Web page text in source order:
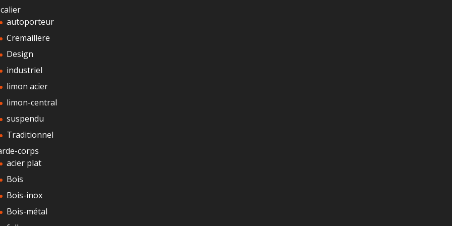
autoporteur
Cremaillere
Design
industriel
limon acier
limon-central
suspendu
Traditionnel
corps
acier plat
Bois
Bois-inox
Bois-métal